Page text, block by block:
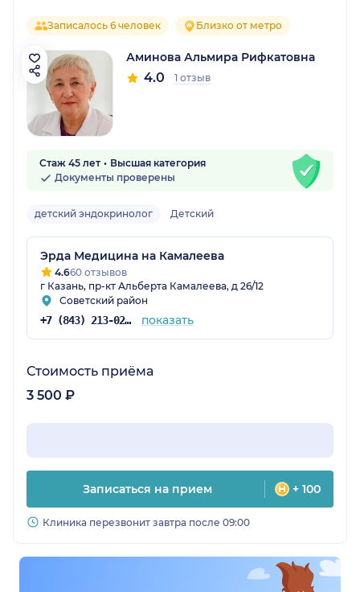
Записалось 6 человек Близко от метро
Аминова Альмира Рифкатовна
4.0 1 отзыв
Стаж 45 лет
Высшая категория
Документы проверены
детский эндокринолог Детский
Эрда Медицина на Камалеева
4.660 отзывов
г Казань, пр-кт Альберта Камалеева, д 26/12
Советский район
+7 (843) 213-02-71 показать
Стоимость приёма
3 500 ₽
Записаться на прием + 100
Клиника перезвонит завтра после 09:00